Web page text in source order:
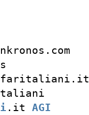
.it AGI